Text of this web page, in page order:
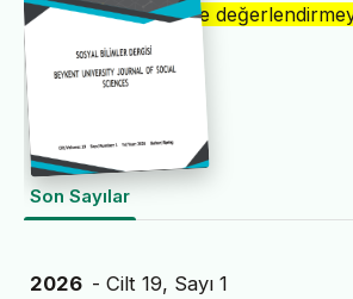
sayıda 1 (bir) makale
Son Sayılar
2026 - Cilt 19, Sayı 1